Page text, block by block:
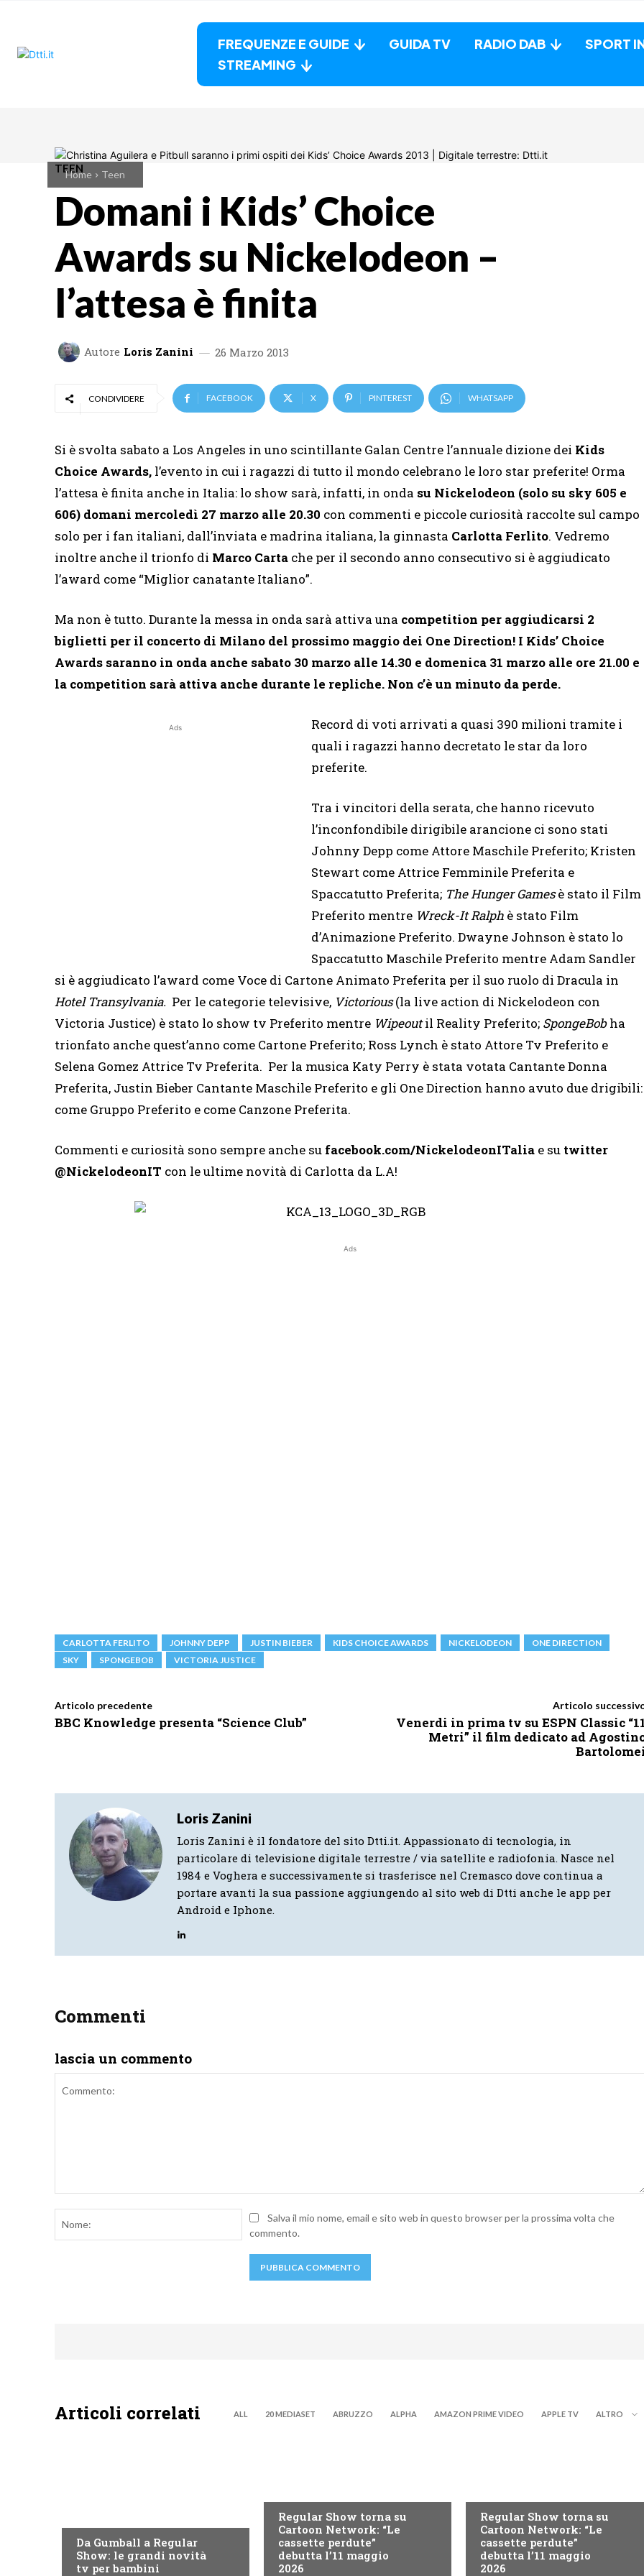
FREQUENZE E GUIDE GUIDA TV RADIO DAB SPORT
STREAMING
Home Teen
TEEN
Domani i Kids’ Choice
Awards su Nickelodeon –
l’attesa è finita
Autore Loris Zanini 26 Marzo 2013
CONDIVIDERE FACEBOOK X PINTEREST WHATSAPP
Si è svolta sabato a Los Angeles in uno scintillante Galan Centre l’annuale dizione dei Kids
Choice Awards, l’evento in cui i ragazzi di tutto il mondo celebrano le loro star preferite! Orma
l’attesa è finita anche in Italia: lo show sarà, infatti, in onda su Nickelodeon (solo su sky 605 e
606) domani mercoledì 27 marzo alle 20.30 con commenti e piccole curiosità raccolte sul campo
solo per i fan italiani, dall’inviata e madrina italiana, la ginnasta Carlotta Ferlito. Vedremo
inoltre anche il trionfo di Marco Carta che per il secondo anno consecutivo si è aggiudicato
l’award come “Miglior canatante Italiano”.
Ma non è tutto. Durante la messa in onda sarà attiva una competition per aggiudicarsi 2
biglietti per il concerto di Milano del prossimo maggio dei One Direction! I Kids’ Choice
Awards saranno in onda anche sabato 30 marzo alle 14.30 e domenica 31 marzo alle ore 21.00 e
la competition sarà attiva anche durante le repliche. Non c’è un minuto da perde.
Ads
Record di voti arrivati a quasi 390 milioni tramite i
quali i ragazzi hanno decretato le star da loro
preferite.
Tra i vincitori della serata, che hanno ricevuto
l’inconfondibile dirigibile arancione ci sono stati
Johnny Depp come Attore Maschile Preferito; Kristen
Stewart come Attrice Femminile Preferita e
Spaccatutto Preferita; The Hunger Gamesè stato il Film
Preferito mentre Wreck-It Ralph è stato Film
d’Animazione Preferito. Dwayne Johnson è stato lo
Spaccatutto Maschile Preferito mentre Adam Sandler
si è aggiudicato l’award come Voce di Cartone Animato Preferita per il suo ruolo di Dracula in
Hotel Transylvania. Per le categorie televisive, Victorious(la live action di Nickelodeon con
Victoria Justice) è stato lo show tv Preferito mentre Wipeoutil Reality Preferito; SpongeBobha
trionfato anche quest’anno come Cartone Preferito; Ross Lynch è stato Attore Tv Preferito e
Selena Gomez Attrice Tv Preferita. Per la musica Katy Perry è stata votata Cantante Donna
Preferita, Justin Bieber Cantante Maschile Preferito e gli One Direction hanno avuto due drigibili:
come Gruppo Preferito e come Canzone Preferita.
Commenti e curiosità sono sempre anche su facebook.com/NickelodeonITalia e su twitter
@NickelodeonIT con le ultime novità di Carlotta da L.A!
Ads
CARLOTTA FERLITO JOHNNY DEPP JUSTIN BIEBER KIDS CHOICE AWARDS NICKELODEON
ONE DIRECTION
SKY
SPONGEBOB VICTORIA JUSTICE
Articolo precedente
BBC Knowledge presenta “Science Club”
Articolo
Venerdi in prima tv su ESPN Classic
Metri” il film dedicato ad
Loris Zanini
Loris Zanini è il fondatore del sito Dtti.it. Appassionato di tecnologia, in
particolare di televisione digitale terrestre / via satellite e radiofonia. Nasce nel
1984 e Voghera e successivamente si trasferisce nel Cremasco dove continua a
portare avanti la sua passione aggiungendo al sito web di Dtti anche le app per
Android e Iphone.
Commenti
lascia un commento
Nome:Salva il mio nome, email e sito web in questo browser per la prossima volta che
commento.
Articoli correlati ALL 20 MEDIASET ABRUZZO ALPHA AMAZON PRIME VIDEO APPLE TV ALTRO
Da Gumball a Regular
Show: le grandi novità
tv per bambini
Regular Show torna su
Cartoon Network: “Le
cassette perdute”
debutta l’11 maggio
2026
Regular Show torna su
Cartoon Network: “Le
cassette perdute”
debutta l’11 maggio
2026